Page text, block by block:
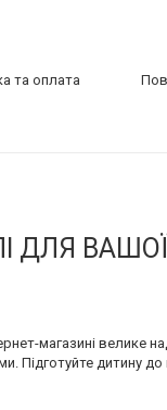
та оплата
ДЛЯ
магазині велике
Підготуйте дитину